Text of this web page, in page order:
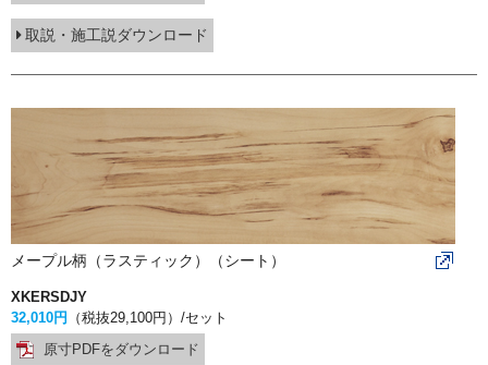
取説・施工説ダウンロード
メープル柄（ラスティック）（シート）
XKERSDJY
32,010円
（税抜29,100円） /セット
原寸PDFをダウンロード